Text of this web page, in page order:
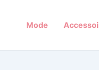
Mode